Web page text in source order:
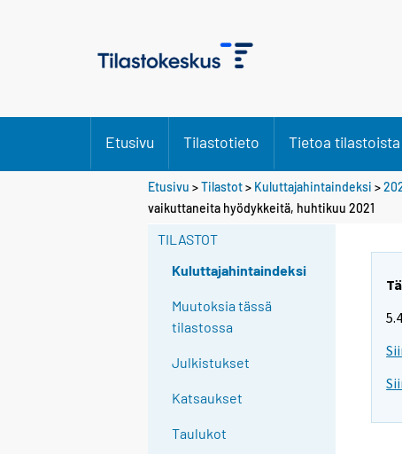
Etusivu Tilastotieto Tietoa tilastoista
Etusivu >Tilastot> Kuluttajahintaindeksi >
vaikuttaneita hyödykkeitä, huhtikuu 2021
TILASTOT
Kuluttajahintaindeksi
Muutoksia tässä
tilastossa
Julkistukset
Katsaukset
Taulukot